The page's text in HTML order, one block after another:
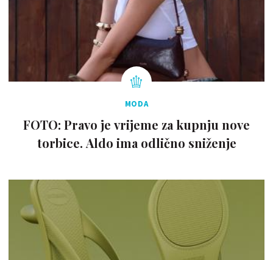
MODA
FOTO: Pravo je vrijeme za kupnju nove
torbice. Aldo ima odlično sniženje